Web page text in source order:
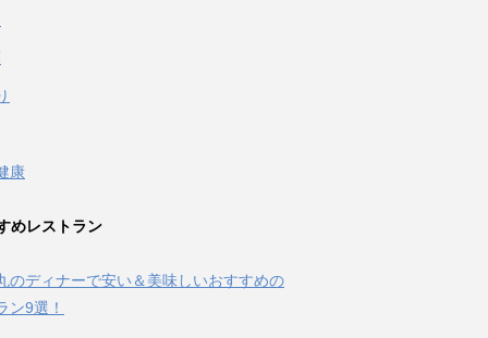
康
めレストラン
のディナーで安い＆美味しいおすすめの
ン9選！